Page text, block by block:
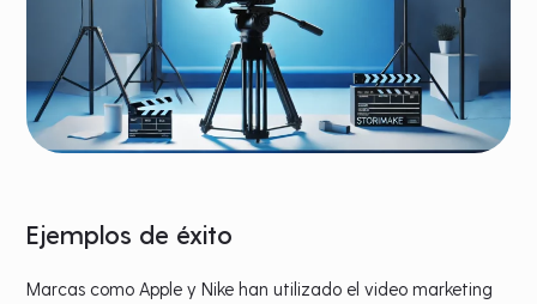
Ejemplos de éxito
Marcas como Apple y Nike han utilizado el video marketing